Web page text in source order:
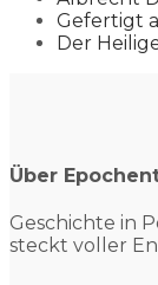
Gefertigt
Der
Über
Geschichte in
steckt voller